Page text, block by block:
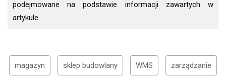
podejmowane na podstawie informacji zawartych w
artykule.
magazyn sklep budowlany WMS zarządzanie